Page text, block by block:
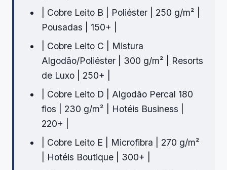
| Cobre Leito B | Poliéster | 250 g/m² |
Pousadas | 150+ |
| Cobre Leito C | Mistura
Algodão/Poliéster | 300 g/m² | Resorts
de Luxo | 250+ |
| Cobre Leito D | Algodão Percal 180
fios | 230 g/m² | Hotéis Business |
220+ |
| Cobre Leito E | Microfibra | 270 g/m²
| Hotéis Boutique | 300+ |